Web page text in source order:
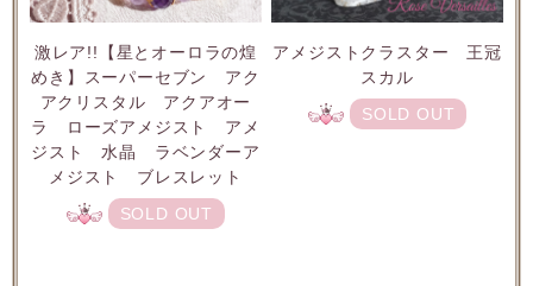
激レア!!【星とオーロラの煌
めき】スーパーセブン アク
アクリスタル アクアオー
ラ ローズアメジスト アメ
ジスト 水晶 ラベンダーア
メジスト ブレスレット
SOLD OUT
アメジストクラスター 王冠
スカル
SOLD OUT